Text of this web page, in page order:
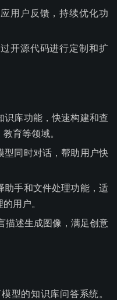
用户反馈，持续优化功
开源代码进行定制和扩
识库功能，快速构建和查
育等领域。
型同时对话，帮助用户快
助手和文件处理功能，适
用户。
描述生成图像，满足创意
型的知识库问答系统。